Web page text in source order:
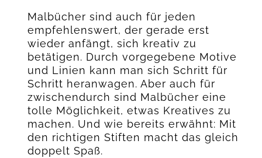
Malbücher sind auch für jeden
empfehlenswert, der gerade erst
wieder anfängt, sich kreativ zu
betätigen. Durch vorgegebene Motive
und Linien kann man sich Schritt für
Schritt heranwagen. Aber auch für
zwischendurch sind Malbücher eine
tolle Möglichkeit, etwas Kreatives zu
machen. Und wie bereits erwähnt: Mit
den richtigen Stiften macht das gleich
doppelt Spaß.